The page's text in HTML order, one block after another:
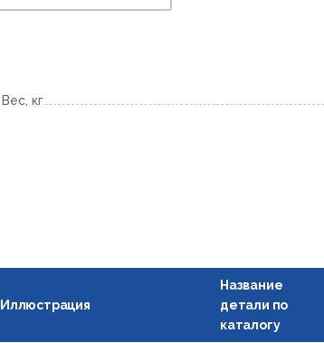
Вес, кг
Иллюстрация
Название
детали по
каталогу